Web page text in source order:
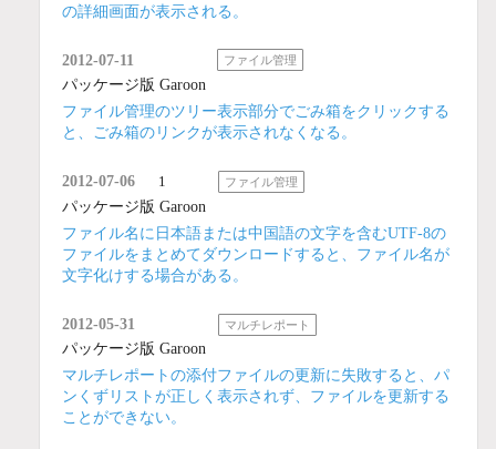
の詳細画面が表示される。
2012-07-11 ファイル管理
パッケージ版 Garoon
ファイル管理のツリー表示部分でごみ箱をクリックする
と、ごみ箱のリンクが表示されなくなる。
2012-07-06 1 ファイル管理
パッケージ版 Garoon
ファイル名に日本語または中国語の文字を含むUTF-8の
ファイルをまとめてダウンロードすると、ファイル名が
文字化けする場合がある。
2012-05-31 マルチレポート
パッケージ版 Garoon
マルチレポートの添付ファイルの更新に失敗すると、パ
ンくずリストが正しく表示されず、ファイルを更新する
ことができない。